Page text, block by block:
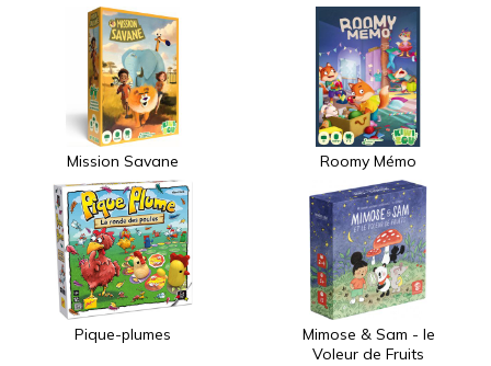
Mission Savane Roomy Mémo
Pique-plumes
Mimose & Sam - le
Voleur de Fruits